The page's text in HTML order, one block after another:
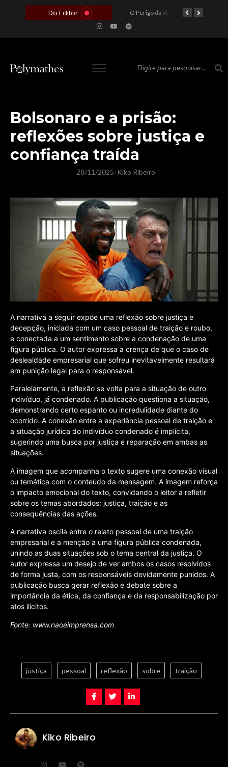
Do Editor
O Voto como Moeda: Clientelismo e o Analfabetismo Funcional Político no Brasil O Perigo da Ideologia Desenfreada na Justiça: Quando a Pauta Política Substitui a Pena Criminal
Bolsonaro e a prisão:
reflexões sobre justiça e
confiança traída
28/11/2025/ Kiko Ribeiro
A narrativa a seguir expõe uma reflexão sobre justiça e
decepção, iniciada com um caso pessoal de traição e roubo,
e conectada a um sentimento sobre a condenação de uma
figura pública. O autor expressa a crença de que o caso de
deslealdade empresarial que sofreu inevitavelmente resultará
em punição legal para o responsável.
Paralelamente, a reflexão se volta para a situação de outro
indivíduo, já condenado. A publicação questiona a situação,
demonstrando certo espanto ou incredulidade diante do
ocorrido. A conexão entre a experiência pessoal de traição e
a situação jurídica do indivíduo condenado é implícita,
sugerindo uma busca por justiça e reparação em ambas as
situações.
A imagem que acompanha o texto sugere uma conexão visual
ou temática com o conteúdo da mensagem. A imagem reforça
o impacto emocional do texto, convidando o leitor a refletir
sobre os temas abordados: justiça, traição e as
consequências das ações.
A narrativa oscila entre o relato pessoal de uma traição
empresarial e a menção a uma figura pública condenada,
unindo as duas situações sob o tema central da justiça. O
autor expressa um desejo de ver ambos os casos resolvidos
de forma justa, com os responsáveis devidamente punidos. A
publicação busca gerar reflexão e debate sobre a
importância da ética, da confiança e da responsabilização por
atos ilícitos.
Fonte: www.naoeimprensa.com
justiça pessoal reflexão sobre traição
Kiko Ribeiro